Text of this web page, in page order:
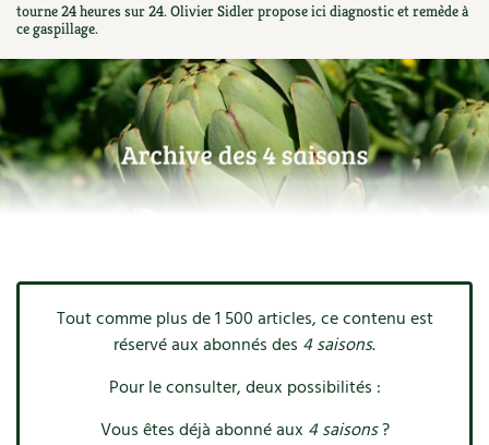
Biodiversité
Autonomie, bricolage
Santé, bien-être
Médecine douce
Maison écologique
DIY, autonomie
Société, engagement
Archives
Soutenez Les 4 Saisons
Originales
Kits de jardinage
Outils de jardin
Accessoires de jardin
DVD
Nos productions
Agenda, calendrier
Avec les enfants
Venir en groupe
Scolaires
Séminaires, entreprises, associations, collectivités…
Infos pratiques
Horaires, tarifs, restauration
Carte climatique
Calendrier lunaire
Potager
Verger
Jardiner en ville
Ornement et aménagement du jardin
Manifeste pour la planète
Champs d’action – le podcast
Table ronde jardinière
Nouvelles sur le jardin et l’écologie
tourne 24 heures sur 24. Olivier Sidler propose ici diagnostic et remède à
ce gaspillage.
Tout comme plus de 1 500 articles, ce contenu est
réservé aux abonnés des 4 saisons.
Pour le consulter, deux possibilités :
Vous êtes déjà abonné aux 4 saisons?